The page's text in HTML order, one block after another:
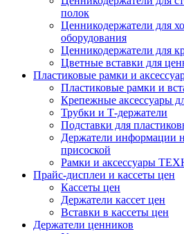
полок
Ценникодержатели для
оборудования
Ценникодержатели для
Цветные вставки для
Пластиковые рамки и
Пластиковые рамки и
Крепежные аксессуары
Трубки и Т-держатели
Подставки для
Держатели информации
присоской
Рамки и аксессуары
Прайс-дисплеи и кассеты цен
Кассеты цен
Держатели кассет цен
Вставки в кассеты цен
Держатели ценников